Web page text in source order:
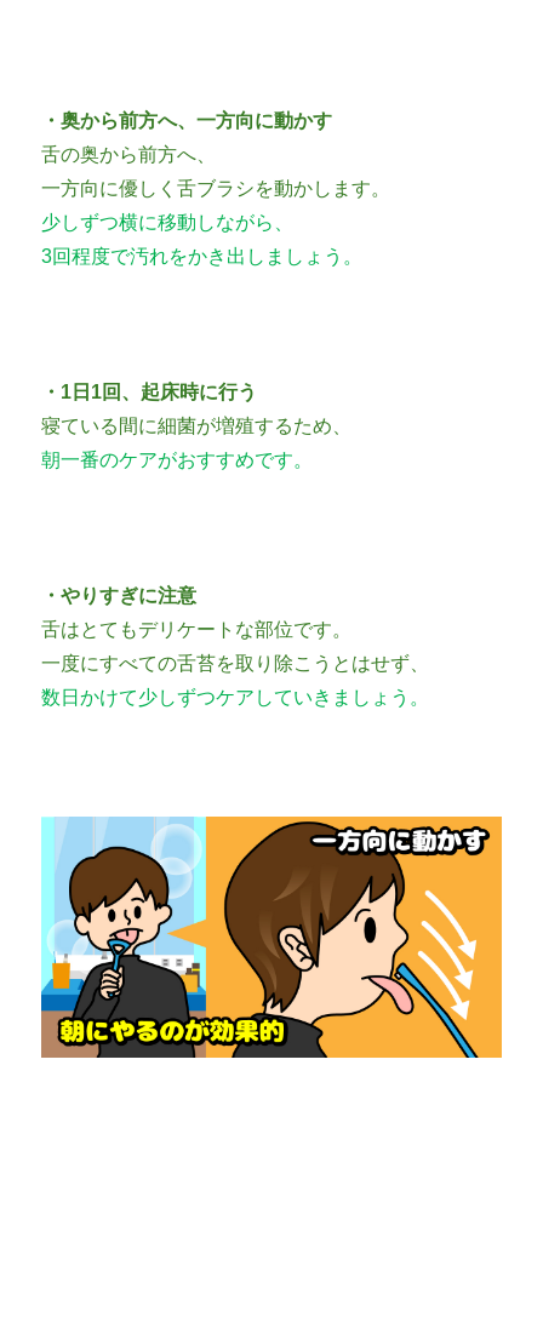
・奥から前方へ、一方向に動かす
舌の奥から前方へ、
一方向に優しく舌ブラシを動かします。
少しずつ横に移動しながら、
3回程度で汚れをかき出しましょう。
・1日1回、起床時に行う
寝ている間に細菌が増殖するため、
朝一番のケアがおすすめです。
・やりすぎに注意
舌はとてもデリケートな部位です。
一度にすべての舌苔を取り除こうとはせず、
数日かけて少しずつケアしていきましょう。